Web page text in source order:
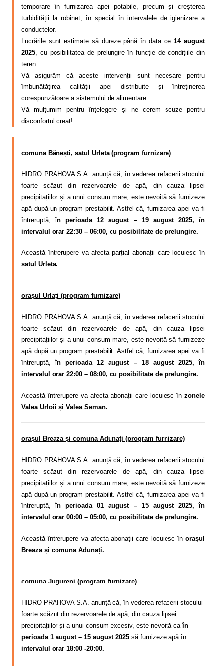
temporare în furnizarea apei potabile, precum și creșterea
turbidității la robinet, în special în intervalele de igienizare a
conductelor.
Lucrările sunt estimate să dureze până în data de14 august
2025, cu posibilitatea de prelungire în funcție de condițiile din
teren.
Vă asigurăm că aceste intervenții sunt necesare pentru
îmbunătățirea calității apei distribuite și întreținerea
corespunzătoare a sistemului de alimentare.
Vă mulțumim pentru înțelegere și ne cerem scuze pentru
disconfortul creat!
comuna Bănești, satul Urleta (program furnizare)
HIDRO PRAHOVA S.A. anunță că, în vederea refacerii stocului
foarte scăzut din rezervoarele de apă, din cauza lipsei
precipitațiilor și a unui consum mare, este nevoită săfurnizeze
apă după un program prestabilit. Astfel că, furnizarea apei va fi
întreruptă,în perioada 12 august – 19 august 2025, în
intervalul orar 22:30 – 06:00, cu posibilitate de prelungire.
Această întrerupere va afecta parțial abonații care locuiesc în
satul Urleta.
orașul Urlați (program furnizare)
HIDRO PRAHOVA S.A. anunță că, în vederea refacerii stocului
foarte scăzut din rezervoarele de apă, din cauza lipsei
precipitațiilor și a unui consum mare, este nevoită săfurnizeze
apă după un program prestabilit. Astfel că, furnizarea apei va fi
întreruptă,în perioada 12 august – 18 august 2025, în
intervalul orar 22:00 – 08:00, cu posibilitate de prelungire.
Această întrerupere va afecta abonații care locuiesc în zonele
Valea Urloii și Valea Seman.
orașul Breaza și comuna Adunați (program furnizare)
HIDRO PRAHOVA S.A. anunță că, în vederea refacerii stocului
foarte scăzut din rezervoarele de apă, din cauza lipsei
precipitațiilor și a unui consum mare, este nevoită săfurnizeze
apă după un program prestabilit. Astfel că, furnizarea apei va fi
întreruptă,în perioada 01 august – 15 august 2025, în
intervalul orar 00:00 – 05:00, cu posibilitate de prelungire.
Această întrerupere va afecta abonații care locuiesc în orașul
Breaza și comuna Adunați.
comuna Jugureni (program furnizare)
HIDRO PRAHOVA S.A. anunță că, în vederea refacerii stocului
foarte scăzut din rezervoarele de apă, din cauza lipsei
precipitațiilor și a unui consum excesiv, este nevoită caîn
perioada 1 august – 15 august 2025 să furnizeze apă în
intervalul orar 18:00 -20:00.